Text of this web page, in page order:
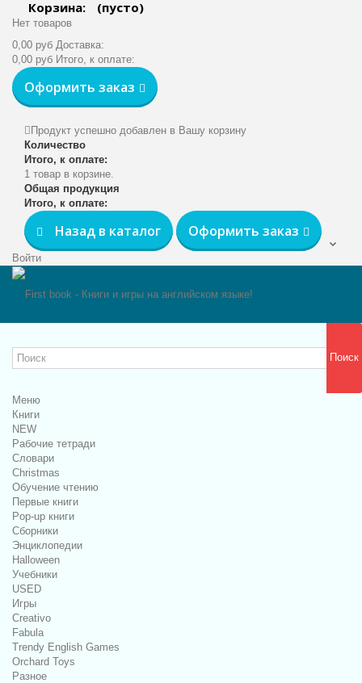
Корзина: (пусто)
Нет товаров
0,00 руб Доставка:
0,00 руб Итого, к оплате:
Оформить заказ
Продукт успешно добавлен в Вашу корзину
Количество
Итого, к оплате:
1 товар в корзине.
Общая продукция
Итого, к оплате:
Назад в каталог Оформить заказ
Войти
Поиск
Меню
Книги
NEW
Рабочие тетради
Словари
Christmas
Обучение чтению
Первые книги
Pop-up книги
Сборники
Энциклопедии
Halloween
Учебники
USED
Игры
Creativo
Fabula
Trendy English Games
Orchard Toys
Разное